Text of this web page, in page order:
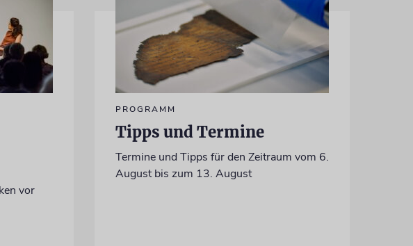
vor
PROGRAMM
Tipps und Termine
Termine und Tipps für den Zeitraum vom 6.
August bis zum 13. August